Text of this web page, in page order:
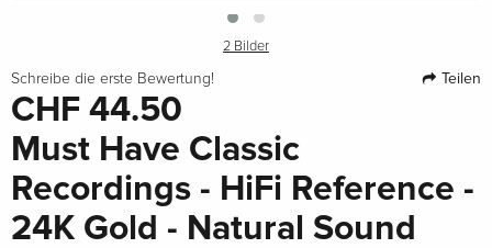
2 Bilder
Schreibe die erste Bewertung! Teilen
CHF 44.50
Must Have Classic
Recordings - HiFi Reference -
24K Gold - Natural Sound